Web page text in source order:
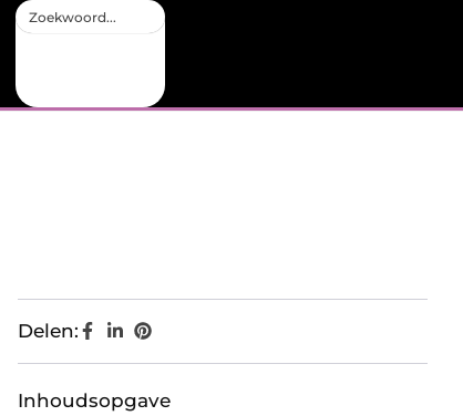
Delen:
Inhoudsopgave